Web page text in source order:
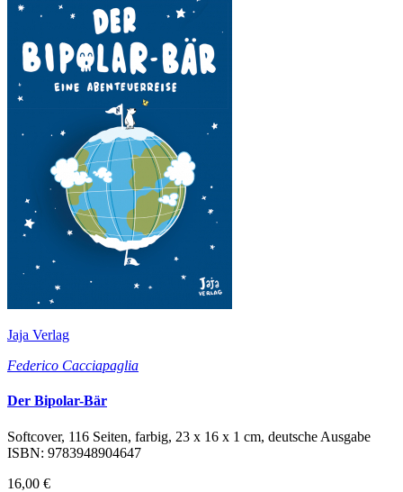
Jaja Verlag
Federico Cacciapaglia
Der Bipolar-Bär
Softcover, 116 Seiten, farbig, 23 x 16 x 1 cm, deutsche Ausgabe
ISBN: 9783948904647
16,00 €